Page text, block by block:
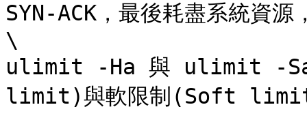
SYN-ACK，最後耗盡系統資
\
ulimit -Ha 與 ulimit -Sa
limit)與軟限制(Soft